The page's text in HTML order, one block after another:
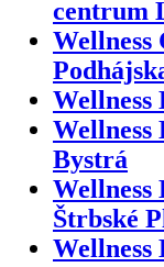
centrum
Wellness
Bystrá
Štrbské